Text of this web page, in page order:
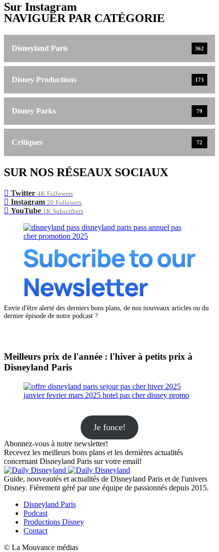
Sur Instagram
NAVIGUER PAR CATÉGORIE
Disneyland Paris 362
Disney Productions 173
Disney Parks 79
Critiques 72
SUR NOS RÉSEAUX SOCIAUX
Twitter 4K Followers
Instagram 20 Followers
YouTube 1K Subscribers
Envie d'être alerté des derniers bons plans, de nos nouveaux articles ou du
dernier épisode de notre podcast ?
Meilleurs prix de l'année : l'hiver à petits prix à
Disneyland Paris
Je fonce!
Abonnez-vous à notre newsletter!
Recevez les meilleurs bons plans et les dernières actualités
concernant Disneyland Paris sur votre email!
Guide, nouveautés et actualités de Disneyland Paris et de l'univers
Disney. Fièrement géré par une équipe de passionnés depuis 2015.
Disneyland Paris
Podcast
Productions Disney
Contact
© La Mouvance médias